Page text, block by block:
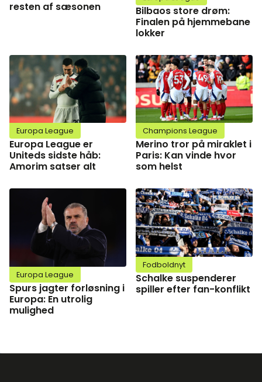
resten af sæsonen
Bilbaos store drøm:
Finalen på hjemmebane
lokker
Europa League
Europa League er
Uniteds sidste håb:
Amorim satser alt
Champions League
Merino tror på miraklet i
Paris: Kan vinde hvor
som helst
Europa League
Spurs jagter forløsning i
Europa: En utrolig
mulighed
Fodboldnyt
Schalke suspenderer
spiller efter fan-konflikt